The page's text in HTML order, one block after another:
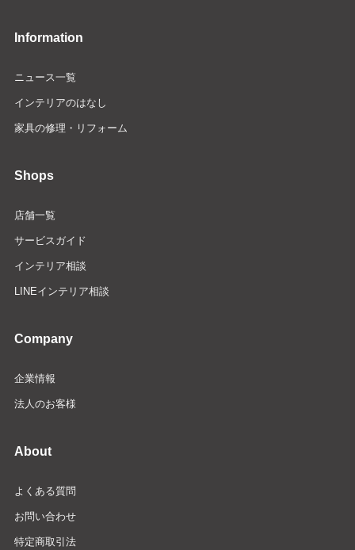
Information
ニュース一覧
インテリアのはなし
家具の修理・リフォーム
Shops
店舗一覧
サービスガイド
インテリア相談
LINEインテリア相談
Company
企業情報
法人のお客様
About
よくある質問
お問い合わせ
特定商取引法